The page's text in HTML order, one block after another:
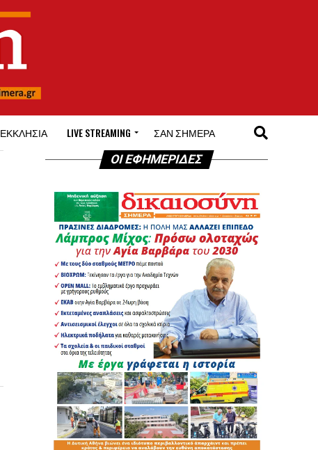
ΕΚΚΛΗΣΊΑ LIVE STREAMING ΣΑΝ ΣΉΜΕΡΑ
ΟΙ ΕΦΗΜΕΡΙΔΕΣ